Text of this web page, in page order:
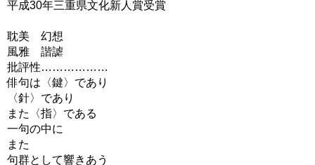
平成30年三重県文化新人賞受賞
耽美 幻想
風雅 諧謔
批評性………………
俳句は〈鍵〉であり
〈針〉であり
また〈指〉である
一句の中に
また
句群として響きあう